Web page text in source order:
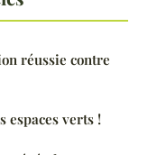
réussie contre
espaces verts !